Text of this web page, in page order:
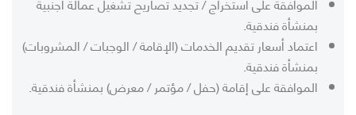
بمنشأة فندقية.
اعتماد أسعار تقديم الخدمات (الإقامة / الوجبات / المشروبات)
بمنشأة فندقية.
الموافقة على إقامة (حفل / مؤتمر / معرض) بمنشأة فندقية.